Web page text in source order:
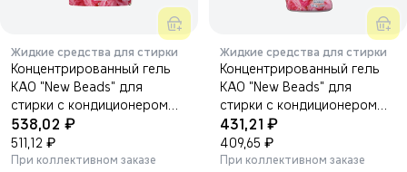
Жидкие средства для стирки
Концентрированный гель
KAO "New Beads" для
стирки с кондиционером
(дезодорирующий, с
ароматом розы) 650 г.
538,02 ₽
511,12 ₽
При коллективном заказе
Жидкие средства для стирки
Концентрированный гель
KAO "New Beads" для
стирки с кондиционером
(дезодорирующий, с
ароматом розы) 740 г.
431,21 ₽
409,65 ₽
При коллективном заказе